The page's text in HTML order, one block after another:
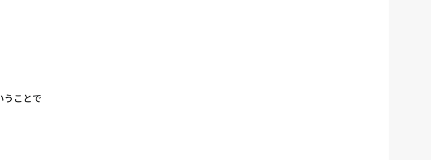
うことで